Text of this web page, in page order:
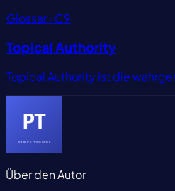
Glossar · C9
Topical Authority
Topical Authority ist die
Über den Autor